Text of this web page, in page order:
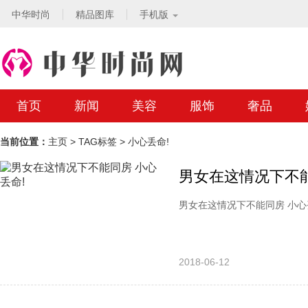
中华时尚 精品图库 手机版
首页 新闻 美容 服饰 奢品
当前位置： 主页 > TAG标签 > 小心丢命!
男女在这情况下不
男女在这情况下不能同房 小
2018-06-12